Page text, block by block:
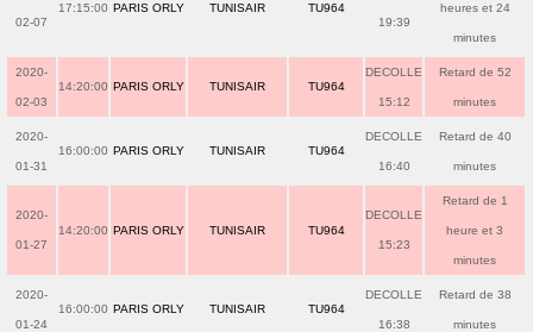
02-07
17:15:00 PARIS ORLY TUNISAIR TU964
19:39
heures et 24
minutes
2020-
02-03
14:20:00 PARIS ORLY TUNISAIR TU964
DECOLLE
15:12
Retard de 52
minutes
2020-
01-31
16:00:00 PARIS ORLY TUNISAIR TU964
DECOLLE
16:40
Retard de 40
minutes
2020-
01-27
14:20:00 PARIS ORLY TUNISAIR TU964
DECOLLE
15:23
Retard de 1
heure et 3
minutes
2020-
01-24
16:00:00 PARIS ORLY TUNISAIR TU964
DECOLLE
16:38
Retard de 38
minutes